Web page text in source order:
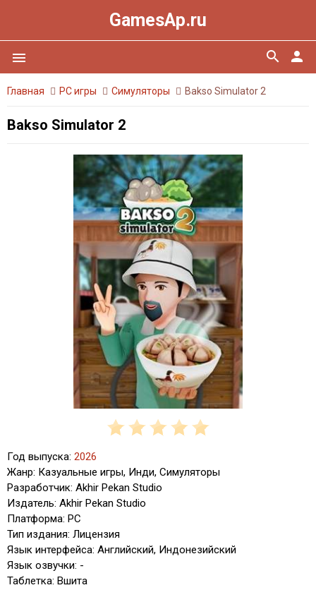
GamesAp.ru
menu person
search
Главная PC игры Симуляторы Bakso Simulator 2
Bakso Simulator 2
Год выпуска: 2026
Жанр: Казуальные игры, Инди, Симуляторы
Разработчик: Akhir Pekan Studio
Издатель: Akhir Pekan Studio
Платформа: PC
Тип издания: Лицензия
Язык интерфейса: Английский, Индонезийский
Язык озвучки: -
Таблетка: Вшита